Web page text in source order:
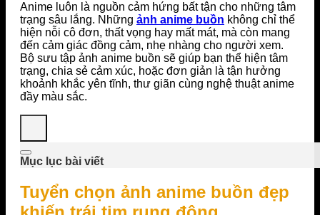
Anime luôn là nguồn cảm hứng bất tận cho những tâm
trạng sâu lắng. Những ảnh anime buồn không chỉ thể
hiện nỗi cô đơn, thất vọng hay mất mát, mà còn mang
đến cảm giác đồng cảm, nhẹ nhàng cho người xem.
Bộ sưu tập ảnh anime buồn sẽ giúp bạn thể hiện tâm
trạng, chia sẻ cảm xúc, hoặc đơn giản là tận hưởng
khoảnh khắc yên tĩnh, thư giãn cùng nghệ thuật anime
đầy màu sắc.
Mục lục bài viết
Tuyển chọn ảnh anime buồn đẹp